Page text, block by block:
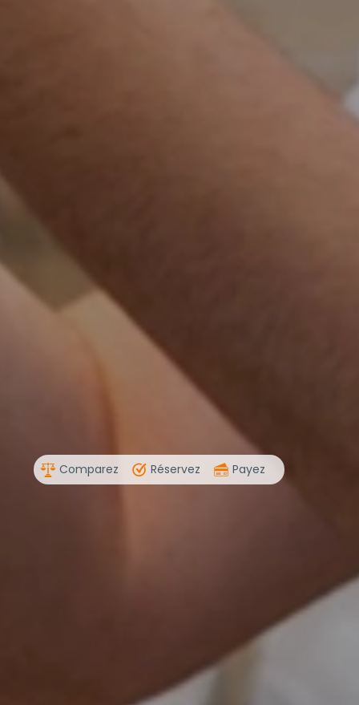
Comparez Réservez Payez